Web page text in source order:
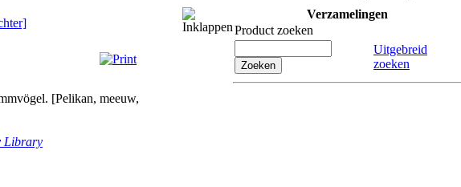
[Pelikan, meeuw,
Library
Verzamelingen
Product zoeken
Uitgebreid
zoeken